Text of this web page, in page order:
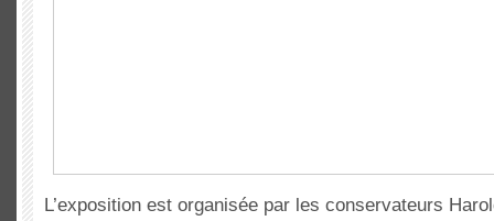
L’exposition est organisée par les conservateurs